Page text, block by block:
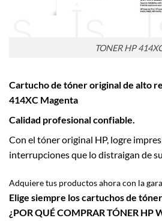
TONER HP
Cartucho de tóner original de alto
414XC Magenta
Calidad profesional confiable.
Con el tóner original HP, logre
interrupciones que lo distraigan de
Adquiere tus productos ahora con la
Elige siempre los cartuchos de
¿POR QUÉ COMPRAR TÓNER HP